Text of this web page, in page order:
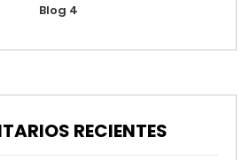
Blog 4
RECIENTES